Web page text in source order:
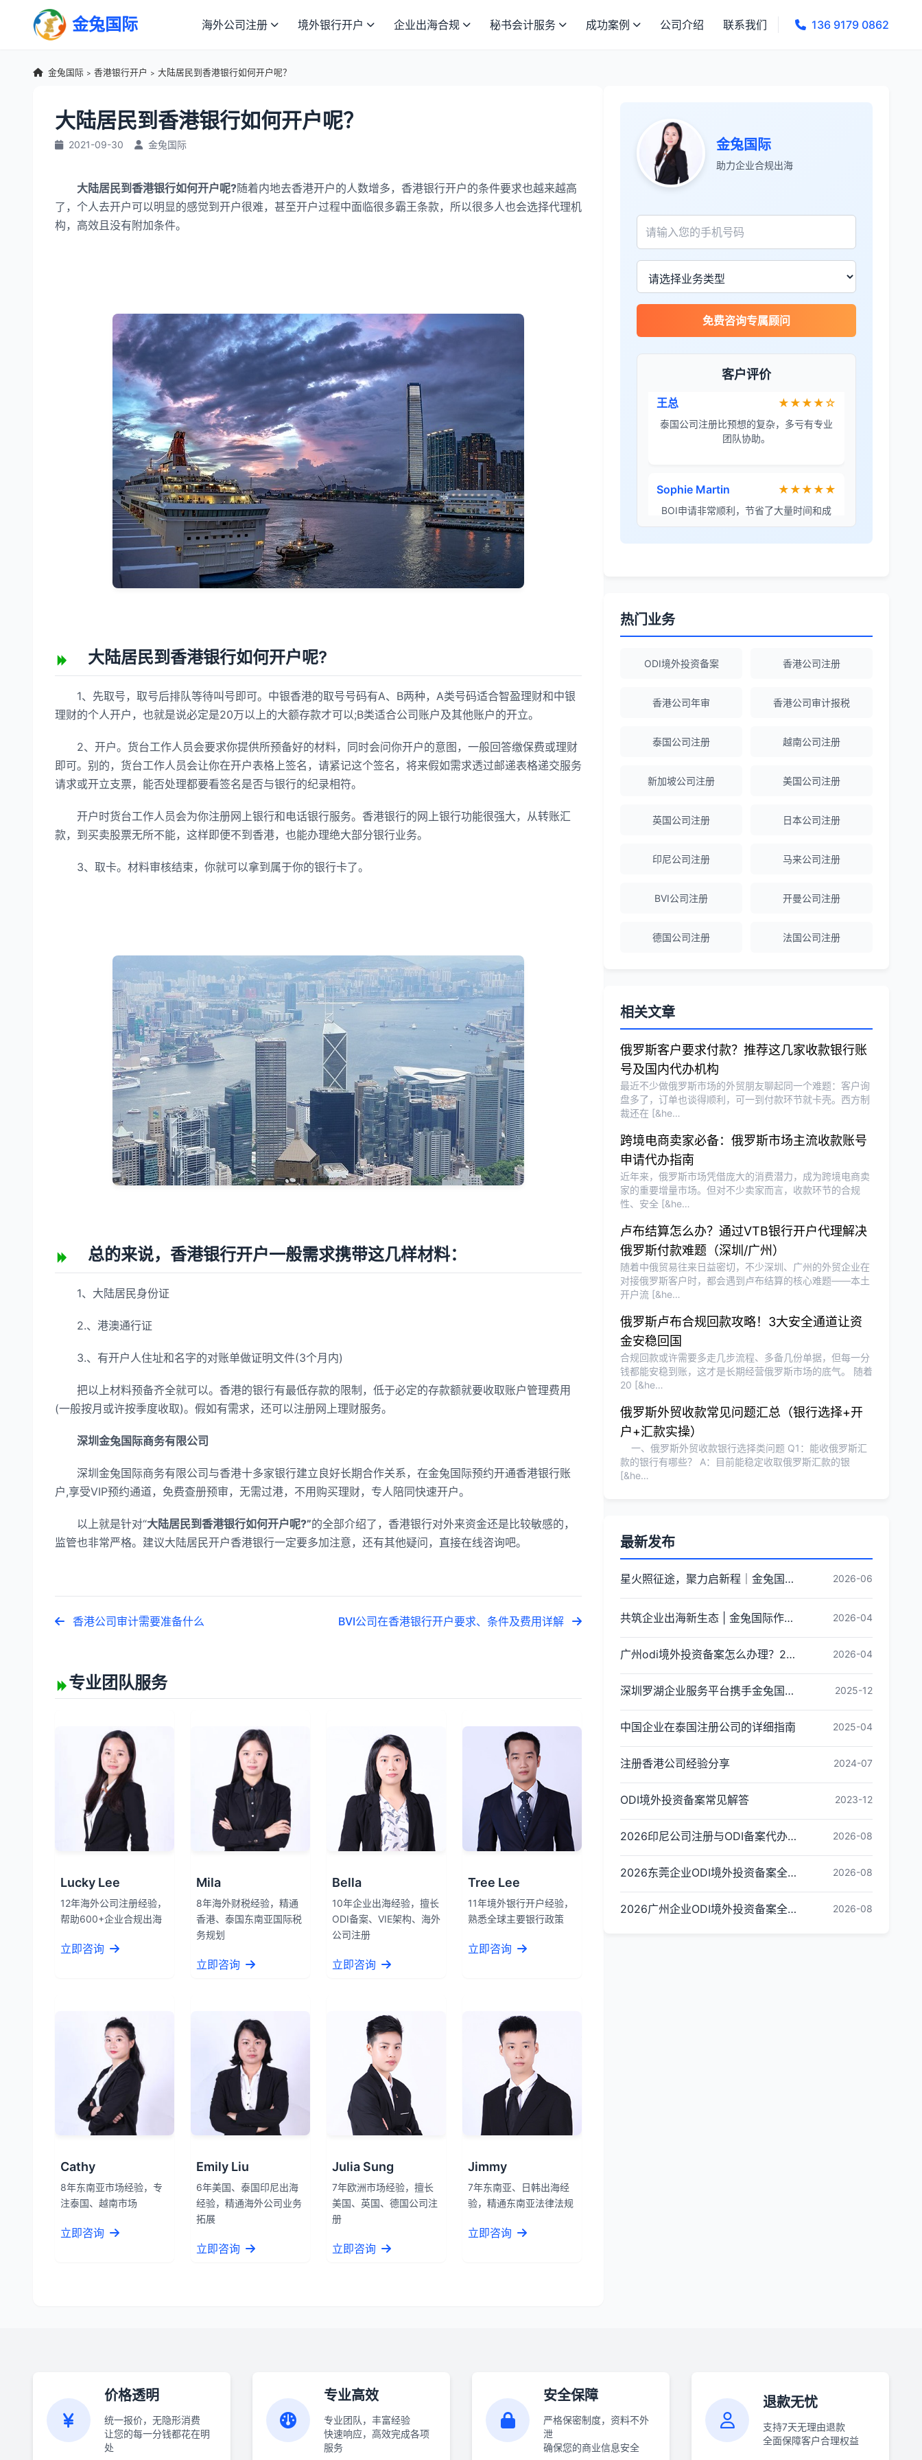
金兔国际 海外公司注册 境外银行开户 企业出海合规 秘书会计服务 成功案例 公司介绍 联系我们 136 9179 0862
金兔国际 > 香港银行开户 > 大陆居民到香港银行如何开户呢？
大陆居民到香港银行如何开户呢？
2021-09-30 金兔国际
大陆居民到香港银行如何开户呢?随着内地去香港开户的人数增多，香港银行开户的条件要求也越来越高
了，个人去开户可以明显的感觉到开户很难，甚至开户过程中面临很多霸王条款，所以很多人也会选择代理机
构，高效且没有附加条件。
大陆居民到香港银行如何开户呢?
1、先取号，取号后排队等待叫号即可。中银香港的取号号码有A、B两种，A类号码适合智盈理财和中银
理财的个人开户，也就是说必定是20万以上的大额存款才可以;B类适合公司账户及其他账户的开立。
2、开户。货台工作人员会要求你提供所预备好的材料，同时会问你开户的意图，一般回答缴保费或理财
即可。别的，货台工作人员会让你在开户表格上签名，请紧记这个签名，将来假如需求透过邮递表格递交服务
请求或开立支票，能否处理都要看签名是否与银行的纪录相符。
开户时货台工作人员会为你注册网上银行和电话银行服务。香港银行的网上银行功能很强大，从转账汇
款，到买卖股票无所不能，这样即便不到香港，也能办理绝大部分银行业务。
3、取卡。材料审核结束，你就可以拿到属于你的银行卡了。
总的来说，香港银行开户一般需求携带这几样材料：
1、大陆居民身份证
2.、港澳通行证
3.、有开户人住址和名字的对账单做证明文件(3个月内)
把以上材料预备齐全就可以。香港的银行有最低存款的限制，低于必定的存款额就要收取账户管理费用
(一般按月或许按季度收取)。假如有需求，还可以注册网上理财服务。
深圳金兔国际商务有限公司
深圳金兔国际商务有限公司与香港十多家银行建立良好长期合作关系，在金兔国际预约开通香港银行账
户,享受VIP预约通道，免费查册预审，无需过港，不用购买理财，专人陪同快速开户。
以上就是针对“大陆居民到香港银行如何开户呢?”的全部介绍了，香港银行对外来资金还是比较敏感的，
监管也非常严格。建议大陆居民开户香港银行一定要多加注意，还有其他疑问，直接在线咨询吧。
香港公司审计需要准备什么 BVI公司在香港银行开户要求、条件及费用详解
专业团队服务
Lucky Lee
12年海外公司注册经验，
帮助600+企业合规出海
立即咨询
Mila
8年海外财税经验，精通
香港、泰国东南亚国际税
务规划
立即咨询
Bella
10年企业出海经验，擅长
ODI备案、VIE架构、海外
公司注册
立即咨询
Tree Lee
11年境外银行开户经验，
熟悉全球主要银行政策
立即咨询
Cathy
8年东南亚市场经验，专
注泰国、越南市场
立即咨询
Emily Liu
6年美国、泰国印尼出海
经验，精通海外公司业务
拓展
立即咨询
Julia Sung
7年欧洲市场经验，擅长
美国、英国、德国公司注
册
立即咨询
Jimmy
7年东南亚、日韩出海经
验，精通东南亚法律法规
立即咨询
金兔国际
助力企业合规出海
免费咨询专属顾问
客户评价
张先生
服务专业高效，一周就完成了泰国公司注
James Wilson ★★★★★
金兔国际帮我们完成了泰国建厂的所有法
王总 ★★★★☆
泰国公司注册比预想的复杂，多亏有专业
团队协助。
Sophie Martin ★★★★★
BOI申请非常顺利，节省了大量时间和成
Robert Chen ★★★★☆
陈经理 ★★★★★
海外公司注册服务非常专业，顾问响应迅
越南公司注册全程指导，文件准备非常专
Michael Liu
泰国公司注册和银行开户服务高效，推
荐！
刘总 ★★★★★
泰国BOI申请+建厂规划一站式服务，完
Olivia Wang ★★★★★
香港公司注册和审计服务专业高效，非常
热门业务
ODI境外投资备案 香港公司注册
香港公司年审 香港公司审计报税
泰国公司注册 越南公司注册
新加坡公司注册 美国公司注册
英国公司注册 日本公司注册
印尼公司注册 马来公司注册
BVI公司注册 开曼公司注册
德国公司注册 法国公司注册
相关文章
俄罗斯客户要求付款？推荐这几家收款银行账
号及国内代办机构
最近不少做俄罗斯市场的外贸朋友聊起同一个难题：客户询
盘多了，订单也谈得顺利，可一到付款环节就卡壳。西方制
裁还在 [&he…
跨境电商卖家必备：俄罗斯市场主流收款账号
申请代办指南
近年来，俄罗斯市场凭借庞大的消费潜力，成为跨境电商卖
家的重要增量市场。但对不少卖家而言，收款环节的合规
性、安全 [&he…
卢布结算怎么办？通过VTB银行开户代理解决
俄罗斯付款难题（深圳/广州）
随着中俄贸易往来日益密切，不少深圳、广州的外贸企业在
对接俄罗斯客户时，都会遇到卢布结算的核心难题——本土
开户流 [&he…
俄罗斯卢布合规回款攻略！3大安全通道让资
金安稳回国
合规回款或许需要多走几步流程、多备几份单据，但每一分
钱都能安稳到账，这才是长期经营俄罗斯市场的底气。 随着
20 [&he…
俄罗斯外贸收款常见问题汇总（银行选择+开
户+汇款实操）
一、俄罗斯外贸收款银行选择类问题 Q1：能收俄罗斯汇
款的银行有哪些？ A：目前能稳定收取俄罗斯汇款的银
[&he…
最新发布
星火照征途，聚力启新程｜金兔国际井冈山红色研学团建圆满收官 2026-06
共筑企业出海新生态 | 金兔国际作为代表单位亮相宝安区出海服务中心揭牌仪式 2026-04
广州odi境外投资备案怎么办理？2026年最新流程详解 2026-04
深圳罗湖企业服务平台携手金兔国际ODI备案专家,共建跨境出海全链条服务新生态 2025-12
中国企业在泰国注册公司的详细指南 2025-04
注册香港公司经验分享 2024-07
ODI境外投资备案常见解答 2023-12
2026印尼公司注册与ODI备案代办全攻略｜中企出海合规办理指南 2026-08
2026东莞企业ODI境外投资备案全流程指南（材料、流程、合规要点及代办机构推荐） 2026-08
2026广州企业ODI境外投资备案全流程指南（材料、流程、各区合规要点） 2026-08
价格透明
统一报价，无隐形消费
让您的每一分钱都花在明
处
专业高效
专业团队，丰富经验
快速响应，高效完成各项
服务
安全保障
严格保密制度，资料不外
泄
确保您的商业信息安全
退款无忧
支持7天无理由退款
全面保障客户合理权益